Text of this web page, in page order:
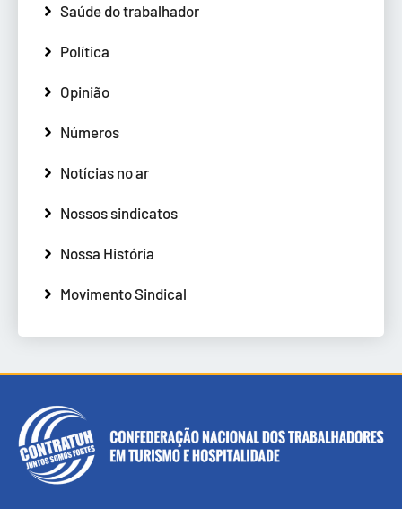
Saúde do trabalhador
Política
Opinião
Números
Notícias no ar
Nossos sindicatos
Nossa História
Movimento Sindical